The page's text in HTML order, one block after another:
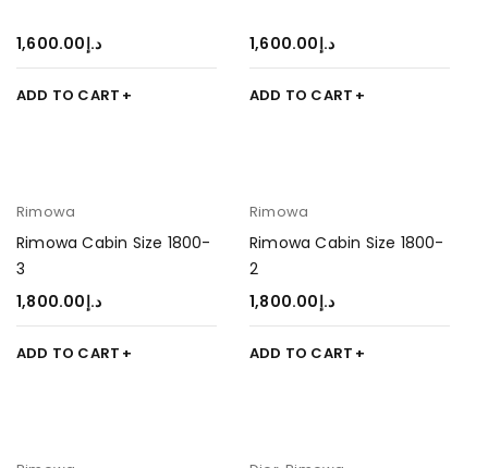
د.إ1,600.00
ADD TO CART
د.إ1,600.00
ADD TO CART
Rimowa
Rimowa Cabin Size 1800-
3
د.إ1,800.00
ADD TO CART
Rimowa
Rimowa Cabin Size 1800-
2
د.إ1,800.00
ADD TO CART